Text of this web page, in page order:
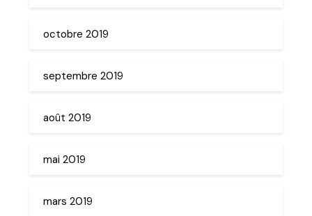
octobre 2019
septembre 2019
août 2019
mai 2019
mars 2019